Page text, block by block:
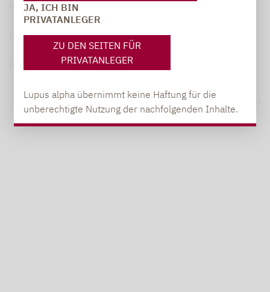
JA, ICH BIN
PRIVATANLEGER
ZU DEN SEITEN FÜR
PRIVATANLEGER
Lupus alpha übernimmt keine Haftung für die
unberechtigte Nutzung der nachfolgenden Inhalte.
Impressum
Datenschutzerklärung
Datenschutzhinweise
© 2026 Lupus alpha